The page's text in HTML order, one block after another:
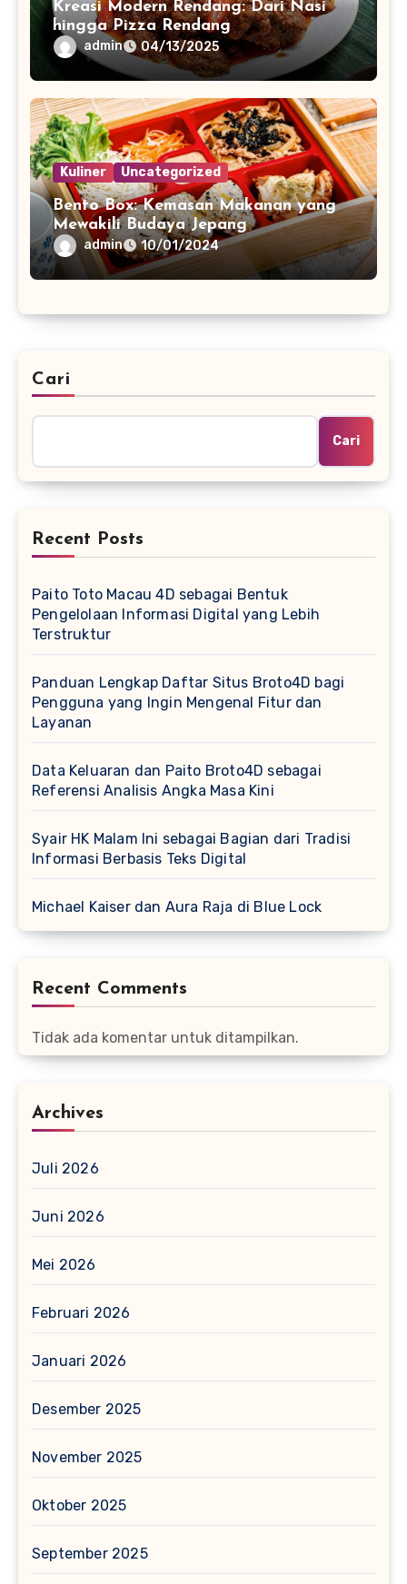
Kreasi Modern Rendang: Dari Nasi
hingga Pizza Rendang
admin 04/13/2025
Kuliner Uncategorized
Bento Box: Kemasan Makanan yang
Mewakili Budaya Jepang
admin 10/01/2024
Cari
Cari
Recent Posts
Paito Toto Macau 4D sebagai Bentuk
Pengelolaan Informasi Digital yang Lebih
Terstruktur
Panduan Lengkap Daftar Situs Broto4D bagi
Pengguna yang Ingin Mengenal Fitur dan
Layanan
Data Keluaran dan Paito Broto4D sebagai
Referensi Analisis Angka Masa Kini
Syair HK Malam Ini sebagai Bagian dari Tradisi
Informasi Berbasis Teks Digital
Michael Kaiser dan Aura Raja di Blue Lock
Recent Comments
Tidak ada komentar untuk ditampilkan.
Archives
Juli 2026
Juni 2026
Mei 2026
Februari 2026
Januari 2026
Desember 2025
November 2025
Oktober 2025
September 2025